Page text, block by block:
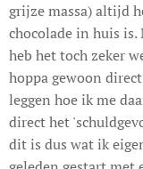
grijze massa) altijd
chocolade in huis
heb het toch zeker
hoppa gewoon
leggen hoe ik me
direct het
dit is dus wat ik